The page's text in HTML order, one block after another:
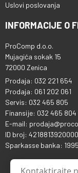
Uslovi poslovanja
INFORMACIJE O
ProComp d.o.o.
Mujagića sokak 15
72000 Zenica
Prodaja: 032 221 654
Prodaja: 061 202 061
Servis: 032 465 805
Finansije: 032 465 804
E-mail:
ID broj: 4218813920000
Sparkasse banka: